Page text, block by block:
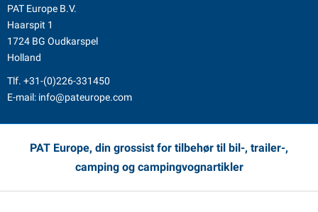
PAT Europe B.V.
Haarspit 1
1724 BG Oudkarspel
Holland
Tlf. +31-(0)226-331450
E-mail: info@pateurope.com
PAT Europe, din grossist for tilbehør til bil-, trailer-,
camping og campingvognartikler